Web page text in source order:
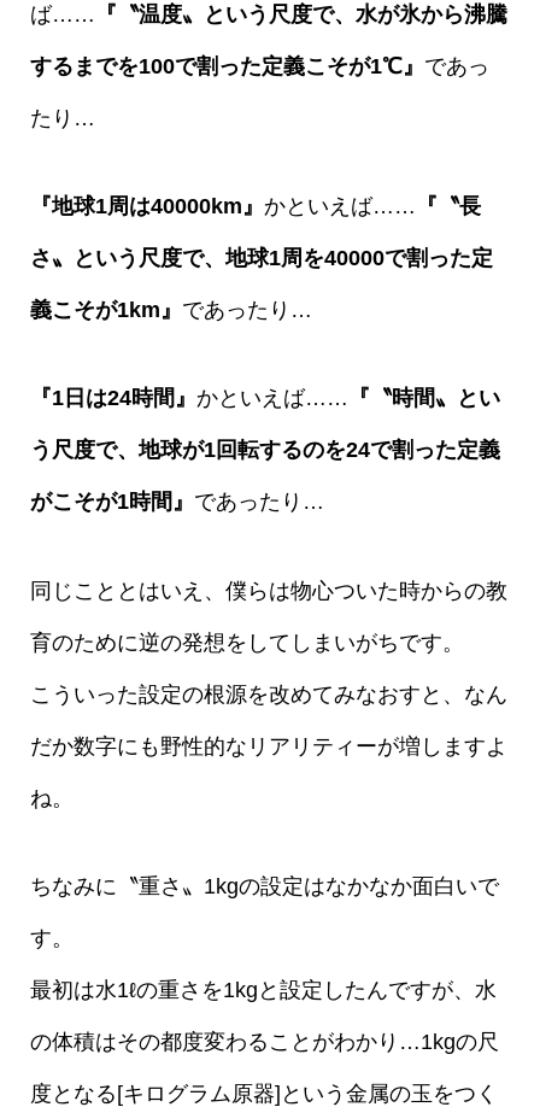
ば…… 『〝温度〟という尺度で、水が氷から沸騰
するまでを100で割った定義こそが1℃』 であっ
たり…
『地球1周は40000km』 かといえば…… 『〝長
さ〟という尺度で、地球1周を40000で割った定
義こそが1km』 であったり…
『1日は24時間』 かといえば…… 『〝時間〟とい
う尺度で、地球が1回転するのを24で割った定義
がこそが1時間』 であったり…
同じこととはいえ、僕らは物心ついた時からの教
育のために逆の発想をしてしまいがちです。
こういった設定の根源を改めてみなおすと、なん
だか数字にも野性的なリアリティーが増しますよ
ね。
ちなみに〝重さ〟1kgの設定はなかなか面白いで
す。
最初は水1ℓの重さを1kgと設定したんですが、水
の体積はその都度変わることがわかり…1kgの尺
度となる[キログラム原器]という金属の玉をつく